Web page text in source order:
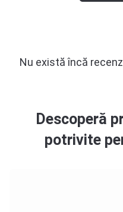
Nu există încă
Descoperă
potrivite